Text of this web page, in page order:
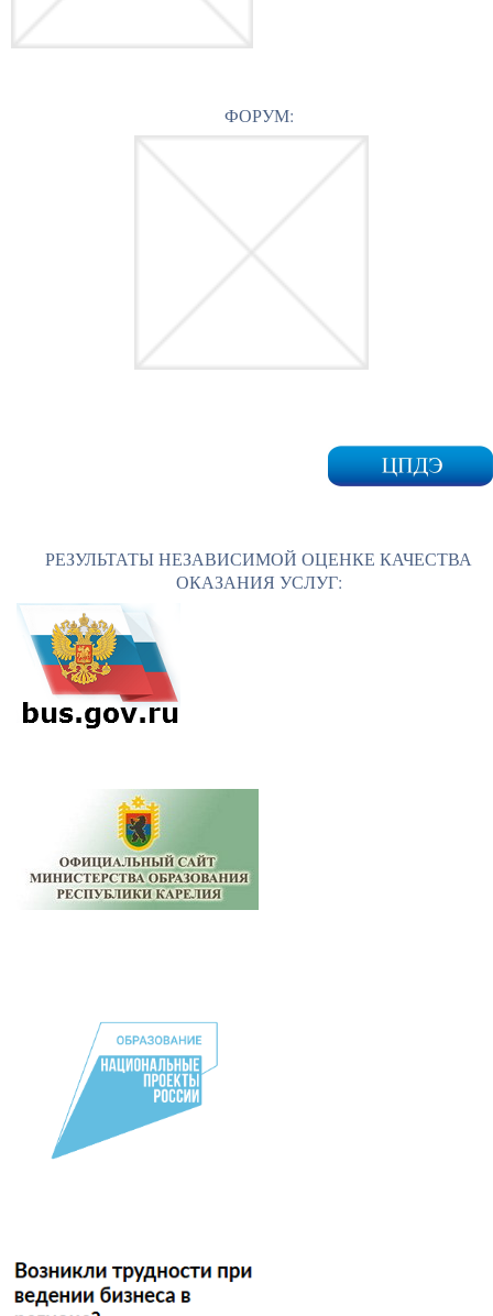
ФОРУМ:
РЕЗУЛЬТАТЫ НЕЗАВИСИМОЙ ОЦЕНКЕ КАЧЕСТВА
ОКАЗАНИЯ УСЛУГ: